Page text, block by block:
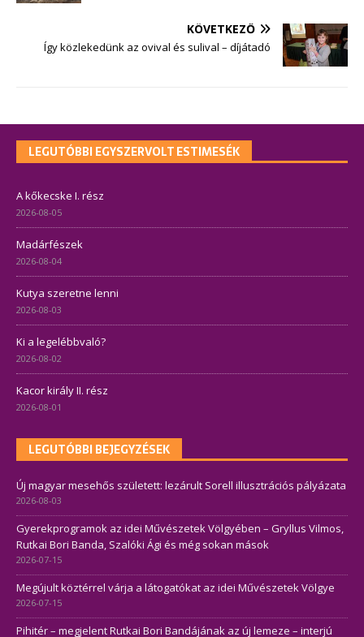
KÖVETKEZŐ
Így közlekedünk az ovival és sulival – díjátadó
LEGUTÓBBI EGYSZERVOLT ESTIMESÉK
A kőkecske I. rész
2026-08-05
Madárfészek
2026-08-04
Kutya szeretne lenni
2026-08-03
Ki a legelébbvaló?
2026-08-02
Kacor király II. rész
2026-08-01
LEGUTÓBBI BEJEGYZÉSEK
Új magyar mesehős született: lezárult Sorell illusztrációs pályázata
2026-08-03
Gyerekprogramok az idei Művészetek Völgyében – Gryllus Vilmos,
Rutkai Bori Banda, Szalóki Ági és még sokan mások
2026-07-15
Megújult köztérrel várja a látogatókat az idei Művészetek Völgye
2026-07-15
Pihitér – megjelent Rutkai Bori Bandájának az új lemeze – interjú